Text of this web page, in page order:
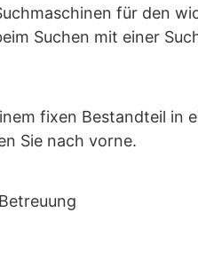
für den
Suchen mit einer
fixen Bestandteil in
Sie nach vorne.